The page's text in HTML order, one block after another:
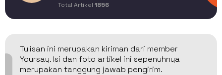
Total Artikel 1856
Tulisan ini merupakan kiriman dari member
Yoursay. Isi dan foto artikel ini sepenuhnya
merupakan tanggung jawab pengirim.